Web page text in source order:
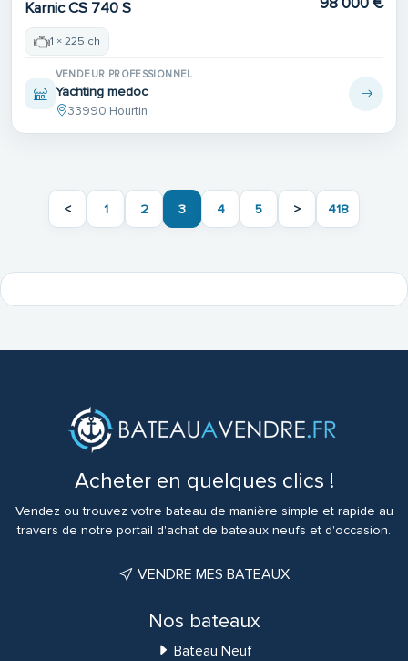
Karnic CS 740 S
1 × 225 ch
VENDEUR PROFESSIONNEL
Yachting medoc
33990 Hourtin
< 1 2 3 4 5 > 418
Acheter en quelques clics !
Vendez ou trouvez votre bateau de manière simple et rapide au
travers de notre portail d'achat de bateaux neufs et d'occasion.
VENDRE MES BATEAUX
Nos bateaux
Bateau Neuf